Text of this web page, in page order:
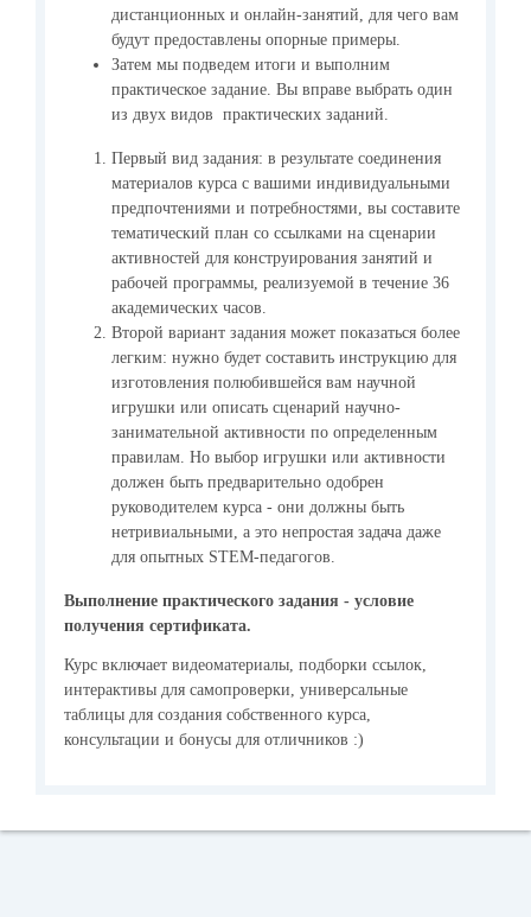
дистанционных и онлайн-занятий, для чего вам
будут предоставлены опорные примеры.
Затем мы подведем итоги и выполним
практическое задание. Вы вправе выбрать один
из двух видов практических заданий.
Первый вид задания: в результате соединения
материалов курса с вашими индивидуальными
предпочтениями и потребностями, вы составите
тематический план со ссылками на сценарии
активностей для конструирования занятий и
рабочей программы, реализуемой в течение 36
академических часов.
Второй вариант задания может показаться более
легким: нужно будет составить инструкцию для
изготовления полюбившейся вам научной
игрушки или описать сценарий научно-
занимательной активности по определенным
правилам. Но выбор игрушки или активности
должен быть предварительно одобрен
руководителем курса - они должны быть
нетривиальными, а это непростая задача даже
для опытных STEM-педагогов.
Выполнение практического задания - условие
получения сертификата.
Курс включает видеоматериалы, подборки ссылок,
интерактивы для самопроверки, универсальные
таблицы для создания собственного курса,
консультации и бонусы для отличников :)